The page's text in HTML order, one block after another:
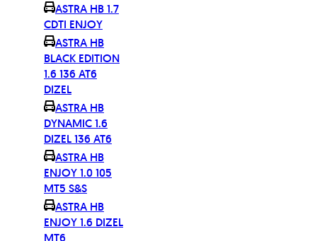
ASTRA HB 1.7
CDTI ENJOY
ASTRA HB
BLACK EDITION
1.6 136 AT6
DIZEL
ASTRA HB
DYNAMIC 1.6
DIZEL 136 AT6
ASTRA HB
ENJOY 1.0 105
MT5 S&S
ASTRA HB
ENJOY 1.6 DIZEL
MT6